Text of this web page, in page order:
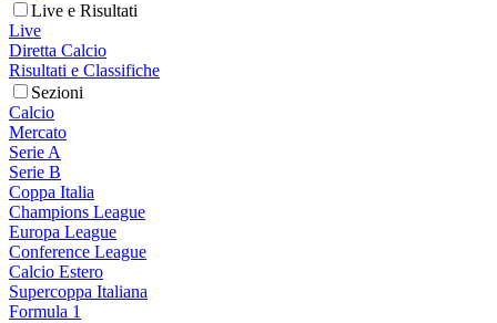
Live e Risultati
Live
Diretta Calcio
Risultati e Classifiche
Sezioni
Calcio
Mercato
Serie A
Serie B
Coppa Italia
Champions League
Europa League
Conference League
Calcio Estero
Supercoppa Italiana
Formula 1